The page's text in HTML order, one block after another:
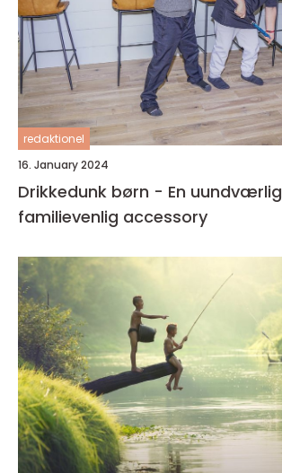
redaktionel
16. January 2024
Drikkedunk børn - En uundværlig
familievenlig accessory